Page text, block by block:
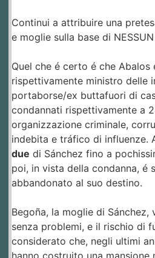
Continui a attribuire una
e moglie sulla base di
Quel che é certo é che Abalos
rispettivamente ministro delle
portaborse/ex buttafuori di
condannati rispettivamente a
organizzazione criminale,
indebita e tráfico di influenze.
due di Sánchez fino a
poi, in vista della condanna, é
abbandonato al suo destino.
Begoña, la moglie di Sánchez,
senza problemi, e il rischio di
considerato che, negli ultimi
hanno costruito una mansione